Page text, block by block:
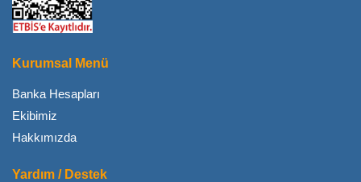
Kurumsal Menü
Banka Hesapları
Ekibimiz
Hakkımızda
Yardım / Destek